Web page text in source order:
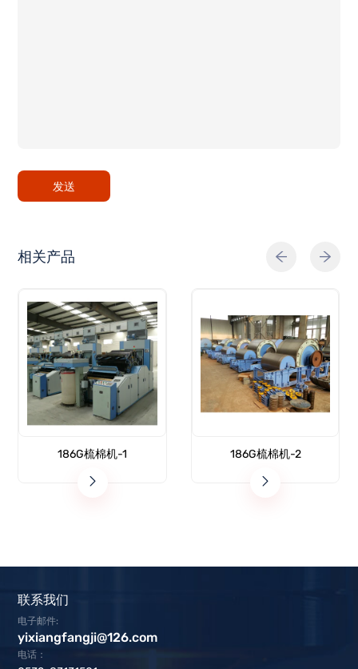
发送
相关产品
186G梳棉机-1 186G梳棉机-2
联系我们
电子邮件:
yixiangfangji@126.com
电话：